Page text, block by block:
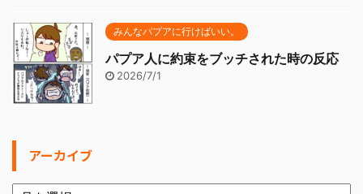
みんなパプアに行けばいい。
パプア人に約束をブッチされた時の反応
2026/7/1
アーカイブ